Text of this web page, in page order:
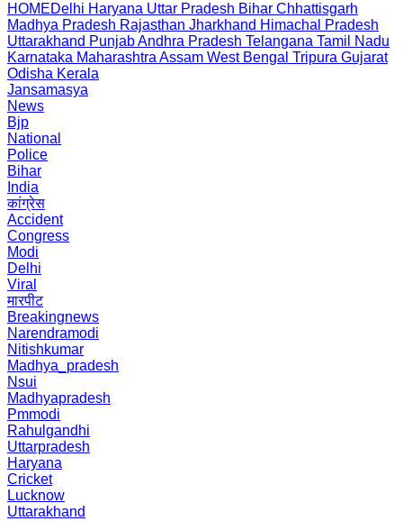
HOMEDelhi Haryana Uttar Pradesh Bihar Chhattisgarh
Madhya Pradesh Rajasthan Jharkhand Himachal Pradesh
Uttarakhand PunjabAndhra Pradesh Telangana Tamil Nadu
Karnataka Maharashtra Assam West Bengal Tripura Gujarat
Odisha Kerala
Jansamasya
News
Bjp
National
Police
Bihar
India
कांग्रेस
Accident
Congress
Modi
Delhi
Viral
मारपीट
Breakingnews
Narendramodi
Nitishkumar
Madhya_pradesh
Nsui
Madhyapradesh
Pmmodi
Rahulgandhi
Uttarpradesh
Haryana
Cricket
Lucknow
Uttarakhand